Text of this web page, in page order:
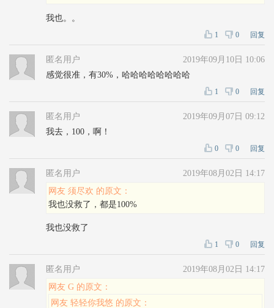
我也。。
1 0 回复
匿名用户
2019年09月10日 10:06
感觉很准，有30%，哈哈哈哈哈哈哈哈
1 0 回复
匿名用户
2019年09月07日 09:12
我去，100，啊！
0 0 回复
匿名用户
2019年08月02日 14:17
网友 须尽欢 的原文：
我也没救了，都是100%
我也没救了
1 0 回复
匿名用户
2019年08月02日 14:17
网友 G 的原文：
网友 轻轻你我悠 的原文：